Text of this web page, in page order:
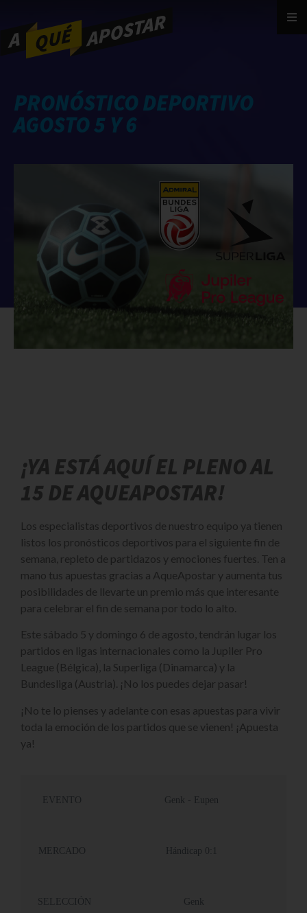
PRONÓSTICO DEPORTIVO
AGOSTO 5 Y 6
¡YA ESTÁ AQUÍ EL PLENO AL
15 DE AQUEAPOSTAR!
Los especialistas deportivos de nuestro equipo ya tienen
listos los pronósticos deportivos para el siguiente fin de
semana, repleto de partidazos y emociones fuertes. Ten a
mano tus apuestas gracias a AqueApostar y aumenta tus
posibilidades de llevarte un premio más que interesante
para celebrar el fin de semana por todo lo alto.
Este sábado 5 y domingo 6 de agosto, tendrán lugar los
partidos en ligas internacionales como la Jupiler Pro
League (Bélgica), la Superliga (Dinamarca) y la
Bundesliga (Austria). ¡No los puedes dejar pasar!
¡No te lo pienses y adelante con esas apuestas para vivir
toda la emoción de los partidos que se vienen! ¡Apuesta
ya!
EVENTO Genk - Eupen
MERCADO Hándicap 0:1
SELECCIÓN Genk